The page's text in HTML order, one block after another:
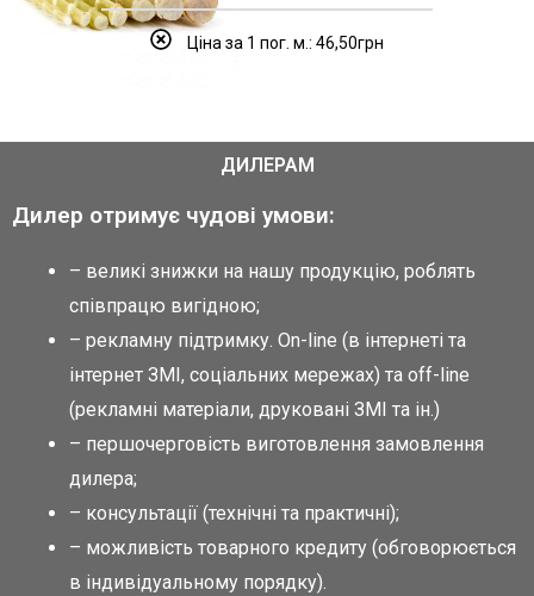
Ціна за 1 пог. м.: 46,50грн
ДИЛЕРАМ
Дилер отримує чудові умови:
– великі знижки на нашу продукцію, роблять
співпрацю вигідною;
– рекламну підтримку. Оn-line (в інтернеті та
інтернет ЗМІ, соціальних мережах) та оff-line
(рекламні матеріали, друковані ЗМІ та ін.)
– першочерговість виготовлення замовлення
дилера;
– консультації (технічні та практичні);
– можливість товарного кредиту (обговорюється
в індивідуальному порядку).